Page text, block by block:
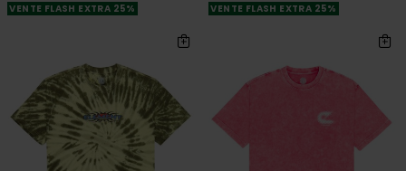
VENTE FLASH EXTRA 25%
VENTE FLASH EXTRA 25%